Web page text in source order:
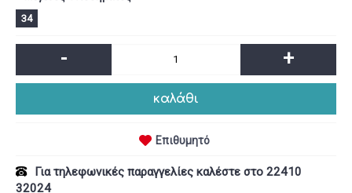
34
- +
καλάθι
Επιθυμητό
Για τηλεφωνικές παραγγελίες καλέστε στο 22410
32024